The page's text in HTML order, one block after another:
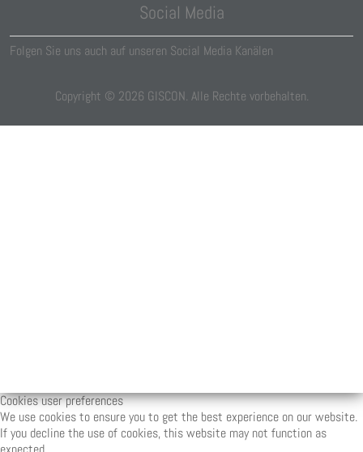
Social Media
Folgen Sie uns auch auf unseren Social Media Kanälen
Copyright © 2026 GISCON. Alle Rechte vorbehalten.
Cookies user preferences
We use cookies to ensure you to get the best experience on our website.
If you decline the use of cookies, this website may not function as